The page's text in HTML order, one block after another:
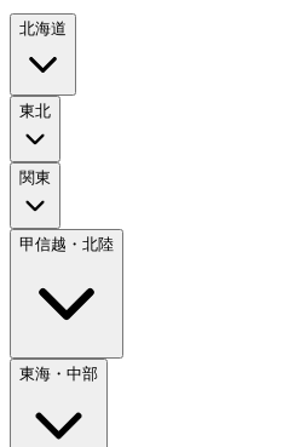
北海道
東北
関東
甲信越・北陸
東海・中部